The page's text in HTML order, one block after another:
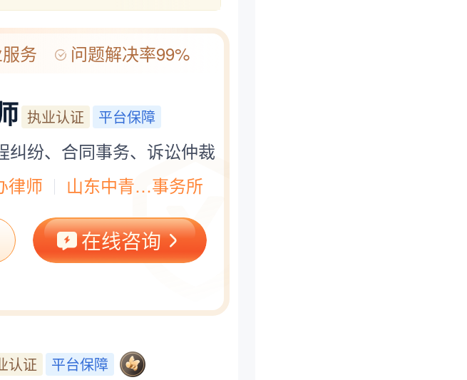
实名验证及人脸比对；
片经人工与系统双重审核；
对其执业证号进行核实；
验证码完成本人验证。
务 问题解决率99%
执业认证 平台保障
纠纷、合同事务、诉讼仲裁
律师 山东中青…事务所
在线咨询
认证 平台保障